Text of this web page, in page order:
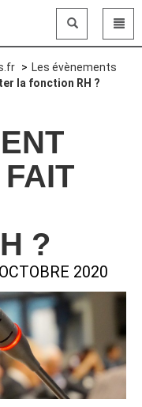
Les évènements
la fonction RH ?
?
2020